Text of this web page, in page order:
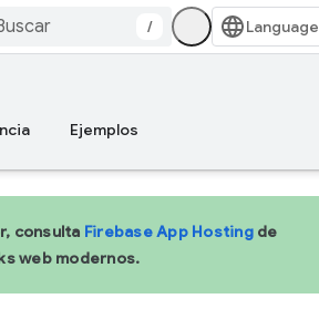
/
Ejemplos
consulta Firebase App Hostingde
web modernos.